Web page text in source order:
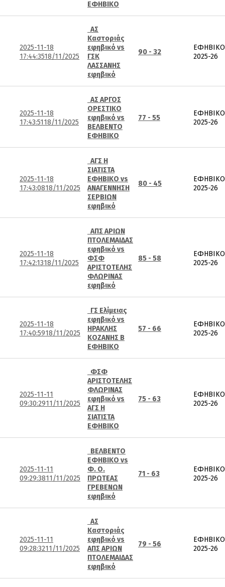
ΕΦΗΒΙΚΟ
2025-11-18
17:44:3518/11/2025
ΑΣ
Καστοριάς
εφηβικό vs
ΓΣΚ
ΛΑΣΣΑΝΗΣ
εφηβικό
90 - 32
ΕΦΗΒΙΚΟ
2025-26
2025-11-18
17:43:5118/11/2025
ΑΣ ΑΡΓΟΣ
ΟΡΕΣΤΙΚΟ
εφηβικό vs
ΒΕΛΒΕΝΤΟ
ΕΦΗΒΙΚΟ
77 - 55
ΕΦΗΒΙΚΟ
2025-26
2025-11-18
17:43:0818/11/2025
ΑΓΣ Η
ΣΙΑΤΙΣΤΑ
ΕΦΗΒΙΚΟ vs
ΑΝΑΓΕΝΝΗΣΗ
ΣΕΡΒΙΩΝ
εφηβικό
80 - 45
ΕΦΗΒΙΚΟ
2025-26
2025-11-18
17:42:1318/11/2025
ΑΠΣ ΑΡΙΩΝ
ΠΤΟΛΕΜΑΙΔΑΣ
εφηβικό vs
ΦΣΦ
ΑΡΙΣΤΟΤΕΛΗΣ
ΦΛΩΡΙΝΑΣ
εφηβικό
85 - 58
ΕΦΗΒΙΚΟ
2025-26
2025-11-18
17:40:5918/11/2025
ΓΣ Ελίμειας
εφηβικό vs
ΗΡΑΚΛΗΣ
ΚΟΖΑΝΗΣ Β
ΕΦΗΒΙΚΟ
57 - 66
ΕΦΗΒΙΚΟ
2025-26
2025-11-11
09:30:2911/11/2025
ΦΣΦ
ΑΡΙΣΤΟΤΕΛΗΣ
ΦΛΩΡΙΝΑΣ
εφηβικό vs
ΑΓΣ Η
ΣΙΑΤΙΣΤΑ
ΕΦΗΒΙΚΟ
75 - 63
ΕΦΗΒΙΚΟ
2025-26
2025-11-11
09:29:3811/11/2025
ΒΕΛΒΕΝΤΟ
ΕΦΗΒΙΚΟ vs
Φ. Ο.
ΠΡΩΤΕΑΣ
ΓΡΕΒΕΝΩΝ
εφηβικό
71 - 63
ΕΦΗΒΙΚΟ
2025-26
2025-11-11
09:28:3211/11/2025
ΑΣ
Καστοριάς
εφηβικό vs
ΑΠΣ ΑΡΙΩΝ
ΠΤΟΛΕΜΑΙΔΑΣ
εφηβικό
79 - 56
ΕΦΗΒΙΚΟ
2025-26